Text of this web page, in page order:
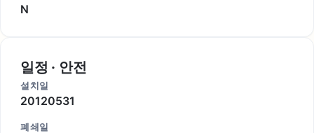
N
일정 · 안전
설치일
20120531
폐쇄일